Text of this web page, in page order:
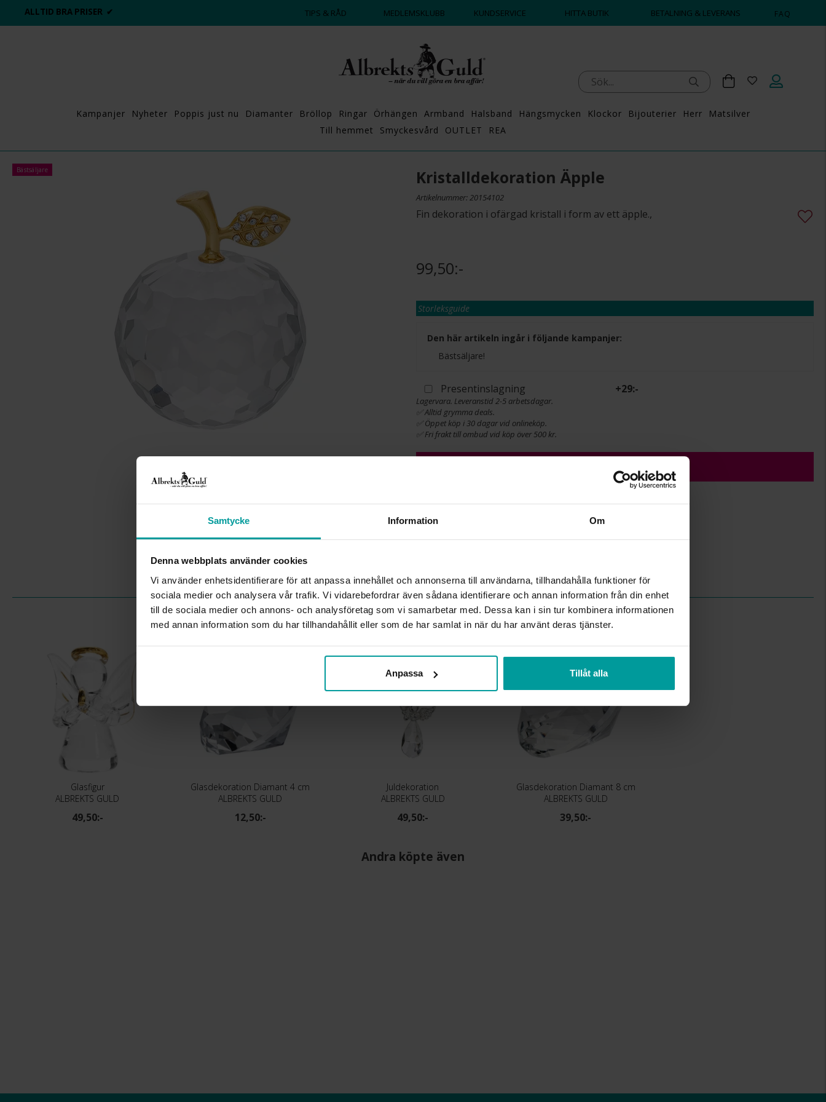
Samtycke Information Om
Denna webbplats använder cookies
Vi använder enhetsidentifierare för att anpassa innehållet och annonserna till användarna, tillhandahålla funktioner för
sociala medier och analysera vår trafik. Vi vidarebefordrar även sådana identifierare och annan information från din enhet
till de sociala medier och annons- och analysföretag som vi samarbetar med. Dessa kan i sin tur kombinera informationen
med annan information som du har tillhandahållit eller som de har samlat in när du har använt deras tjänster.
Anpassa Tillåt alla
ALLTID BRA PRISER ✔ DAGS ATT POPPA?
TIPS & RÅD MEDLEMSKLUBB KUNDSERVICE HITTA BUTIK BETALNING & LEVERANS FAQ
Kampanjer Nyheter Poppis just nu Diamanter Bröllop Ringar Örhängen Armband Halsband Hängsmycken Klockor Bijouterier Herr
Matsilver
Till hemmet
Smyckesvård OUTLET REA
Bästsäljare Kristalldekoration Äpple
Artikelnummer: 20154102
Fin dekoration i ofärgad kristall i form av ett äpple.,
99,50:-
Storleksguide
Den här artikeln ingår i följande kampanjer:
Bästsäljare!
Presentinslagning +29:-
Lagervara. Leveranstid 2-5 arbetsdagar.
✅ Alltid grymma deals.
✅ Öppet köp i 30 dagar vid onlineköp.
✅ Fri frakt till ombud vid köp över 500 kr.
LÄGG I VARUKORGEN
MATERIAL
Kristall,metall
Liknande produkter
Glasfigur
ALBREKTS GULD
49,50:-
Glasdekoration Diamant 4 cm
ALBREKTS GULD
12,50:-
Juldekoration
ALBREKTS GULD
49,50:-
Glasdekoration Diamant 8 cm
ALBREKTS GULD
39,50:-
Andra köpte även